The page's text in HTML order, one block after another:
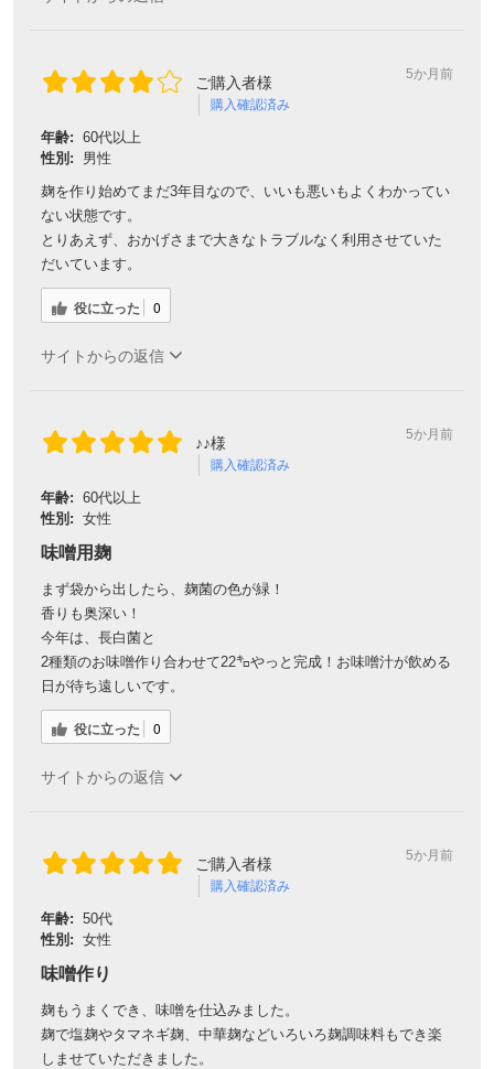
ご購入者様
購入確認済み
5か月前
年齢: 60代以上
性別:
男性
麹を作り始めてまだ3年目なので、いいも悪いもよくわかってい
ない状態です。
とりあえず、おかげさまで大きなトラブルなく利用させていた
だいています。
役に立った 0
サイトからの返信
♪♪様
購入確認済み
5か月前
年齢: 60代以上
性別: 女性
味噌󠄀用麹
まず袋から出したら、麹菌の色が緑！
香りも奥深い！
今年は、長白菌と
2種類のお味噌作り合わせて22㌔やっと完成！お味噌汁が飲める
日が待ち遠しいです。
役に立った 0
サイトからの返信
ご購入者様
購入確認済み
5か月前
年齢: 50代
性別: 女性
味噌作り
麹もうまくでき、味噌を仕込みました。
麹で塩麹やタマネギ麹、中華麹などいろいろ麹調味料もでき楽
しませていただきました。